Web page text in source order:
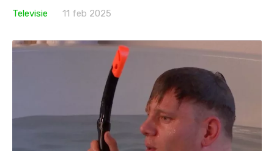
Televisie
11 feb 2025